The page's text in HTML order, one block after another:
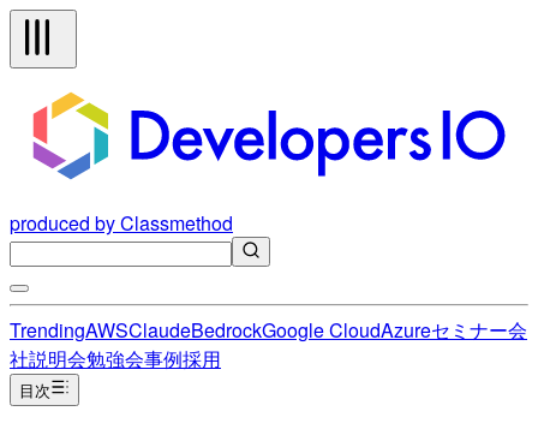
produced by Classmethod
TrendingAWSClaudeBedrockGoogle CloudAzureセミナー会
社説明会勉強会事例採用
目次